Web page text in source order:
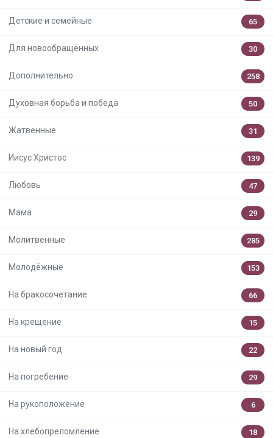
Детские и семейные 65
Для новообращённых 30
Дополнительно 258
Духовная борьба и победа 50
Жатвенные 31
Иисус Христос 139
Любовь 47
Мама 29
Молитвенные 285
Молодёжные 153
На бракосочетание 66
На крещение 15
На новый год 22
На погребение 29
На рукоположение 6
На хлебопреломление 18